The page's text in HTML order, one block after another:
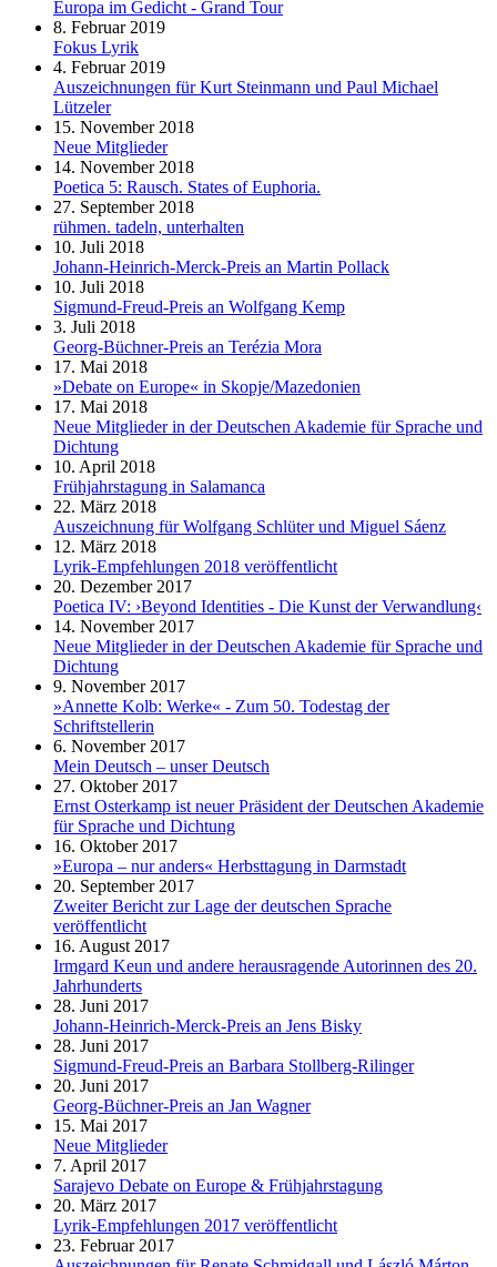
Europa im Gedicht - Grand Tour
8. Februar 2019
Fokus Lyrik
4. Februar 2019
Auszeichnungen für Kurt Steinmann und Paul Michael
Lützeler
15. November 2018
Neue Mitglieder
14. November 2018
Poetica 5: Rausch. States of Euphoria.
27. September 2018
rühmen. tadeln, unterhalten
10. Juli 2018
Johann-Heinrich-Merck-Preis an Martin Pollack
10. Juli 2018
Sigmund-Freud-Preis an Wolfgang Kemp
3. Juli 2018
Georg-Büchner-Preis an Terézia Mora
17. Mai 2018
»Debate on Europe« in Skopje/Mazedonien
17. Mai 2018
Neue Mitglieder in der Deutschen Akademie für Sprache und
Dichtung
10. April 2018
Frühjahrstagung in Salamanca
22. März 2018
Auszeichnung für Wolfgang Schlüter und Miguel Sáenz
12. März 2018
Lyrik-Empfehlungen 2018 veröffentlicht
20. Dezember 2017
Poetica IV: ›Beyond Identities - Die Kunst der Verwandlung‹
14. November 2017
Neue Mitglieder in der Deutschen Akademie für Sprache und
Dichtung
9. November 2017
»Annette Kolb: Werke« - Zum 50. Todestag der
Schriftstellerin
6. November 2017
Mein Deutsch – unser Deutsch
27. Oktober 2017
Ernst Osterkamp ist neuer Präsident der Deutschen Akademie
für Sprache und Dichtung
16. Oktober 2017
»Europa – nur anders« Herbsttagung in Darmstadt
20. September 2017
Zweiter Bericht zur Lage der deutschen Sprache
veröffentlicht
16. August 2017
Irmgard Keun und andere herausragende Autorinnen des 20.
Jahrhunderts
28. Juni 2017
Johann-Heinrich-Merck-Preis an Jens Bisky
28. Juni 2017
Sigmund-Freud-Preis an Barbara Stollberg-Rilinger
20. Juni 2017
Georg-Büchner-Preis an Jan Wagner
15. Mai 2017
Neue Mitglieder
7. April 2017
Sarajevo Debate on Europe & Frühjahrstagung
20. März 2017
Lyrik-Empfehlungen 2017 veröffentlicht
23. Februar 2017